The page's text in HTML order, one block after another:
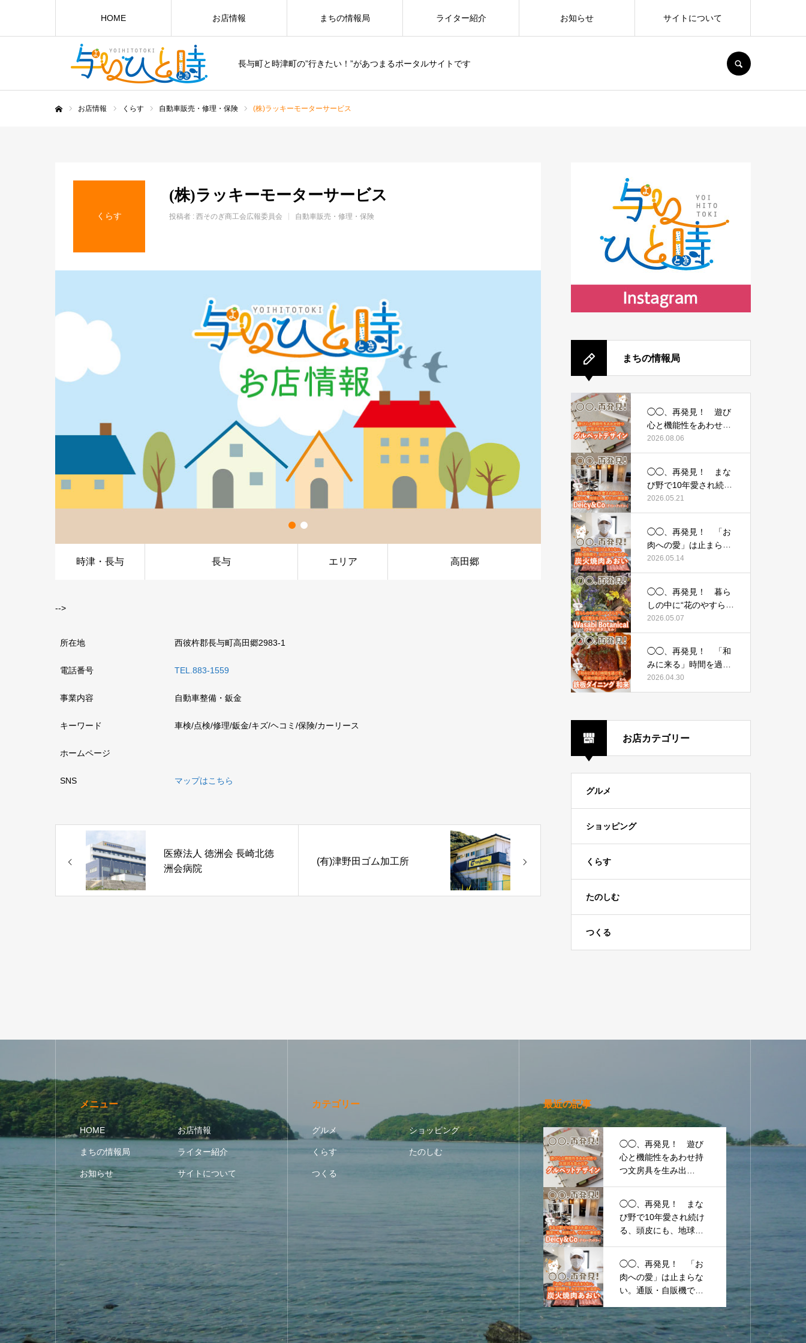
長与町と時津町の”行きたい！”があつまるポータルサイトです
HOME お店情報 まちの情報局 ライター紹介 お知らせ サイトについて
お店情報 くらす 自動車販売・修理・保険 (株)ラッキーモーターサービス
くらす
(株)ラッキーモーターサービス
投稿者 : 西そのぎ商工会広報委員会 自動車販売・修理・保険
時津・長与 長与 エリア 高田郷
-->
所在地 西彼杵郡長与町高田郷2983-1
電話番号 TEL.883-1559
事業内容 自動車整備・鈑金
キーワード 車検/点検/修理/鈑金/キズ/ヘコミ/保険/カーリース
ホームページ
SNS マップはこちら
医療法人 徳洲会 長崎北徳
洲会病院
(有)津野田ゴム加工所
まちの情報局
◯◯、再発見！ 遊び
心と機能性をあわせ持
つ文房具を生み出
す 〜グルペットデザ
2026.08.06
◯◯、再発見！ まな
び野で10年愛され続け
る、頭皮にも、地球に
も、やさしい美容
イシーアンドコー）〜
2026.05.21
◯◯、再発見！ 「お
肉への愛」は止まらな
い。通販・自販機で、
お店の味をご自宅へ
2026.05.14
◯◯、再発見！ 暮ら
しの中に“花のやすら
ぎ”を。心を整えるドラ
イフラワー 〜Wasabi
タニカル）〜
2026.05.07
◯◯、再発見！ 「和
みに来る」時間を過ご
す、長崎の鉄板ダイニ
ング 〜鉄板ダイニン
2026.04.30
お店カテゴリー
グルメ
ショッピング
くらす
たのしむ
つくる
メニュー
HOME お店情報
まちの情報局 ライター紹介
お知らせ サイトについて
カテゴリー
グルメ ショッピング
くらす たのしむ
つくる
最近の記事
◯◯、再発見！ 遊び
心と機能性をあわせ持
つ文房具を生み出
◯◯、再発見！ まな
び野で10年愛され続け
る、頭皮にも、地球に
シーアンドコー）〜
◯◯、再発見！ 「お
肉への愛」は止まらな
い。通販・自販機で、
〜炭火焼肉あおい〜